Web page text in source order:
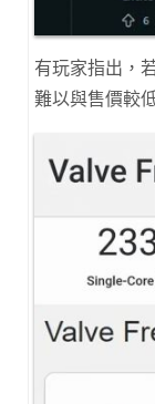
有玩家指出，
難以與售價較